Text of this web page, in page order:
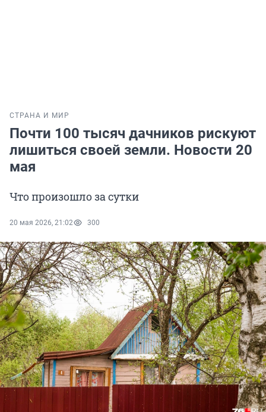
СТРАНА И МИР
Почти 100 тысяч дачников рискуют
лишиться своей земли. Новости 20
мая
Что произошло за сутки
20 мая 2026, 21:02 300